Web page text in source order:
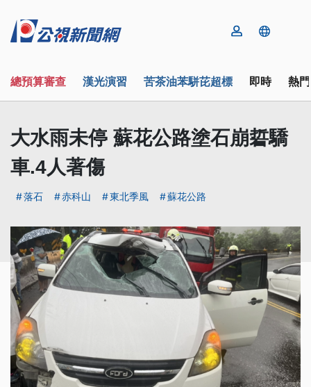
總預算審查 漢光演習 苦茶油苯駢芘超標 即時 熱
大水雨未停 蘇花公路塗石崩硩驕
車.4人著傷
落石 赤科山 東北季風 蘇花公路